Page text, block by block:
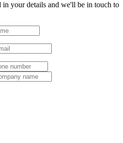
your details and we'll be in touch to